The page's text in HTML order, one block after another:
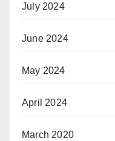
July 2024
June 2024
May 2024
April 2024
March 2020